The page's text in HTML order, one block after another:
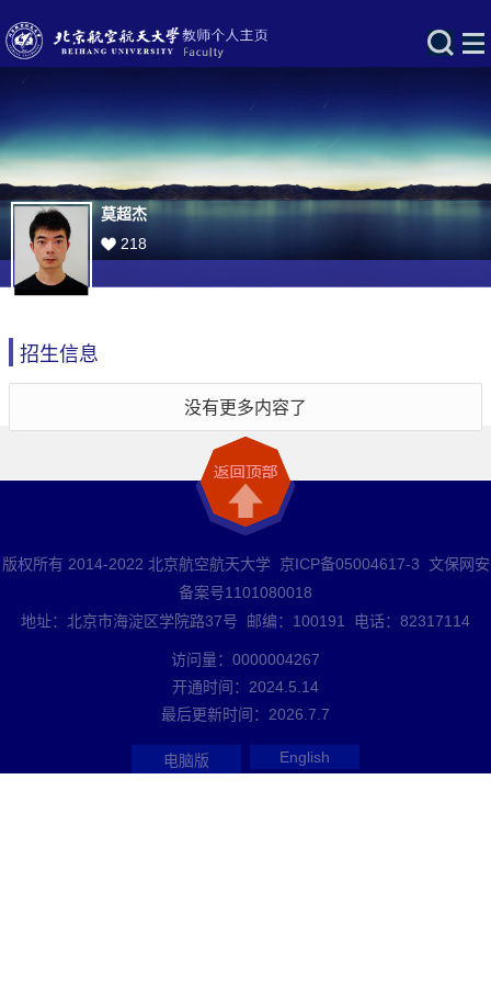
莫超杰
218
招生信息
没有更多内容了
版权所有 2014-2022 北京航空航天大学 京ICP备05004617-3 文保网安
备案号1101080018
地址：北京市海淀区学院路37号 邮编：100191 电话：82317114
访问量： 0000004267
开通时间： 2024 5 14
最后更新时间： 2026 7 7
电脑版 English